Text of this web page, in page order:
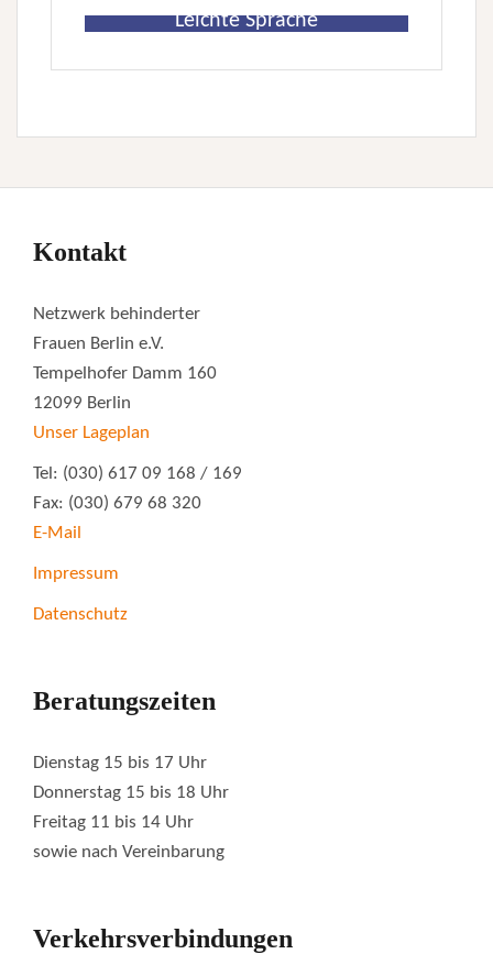
Leichte Sprache
Kontakt
Netzwerk behinderter
Frauen Berlin e.V.
Tempelhofer Damm 160
12099 Berlin
Unser Lageplan
Tel: (030) 617 09 168 / 169
Fax: (030) 679 68 320
E-Mail
Impressum
Datenschutz
Beratungszeiten
Dienstag 15 bis 17 Uhr
Donnerstag 15 bis 18 Uhr
Freitag 11 bis 14 Uhr
sowie nach Vereinbarung
Verkehrsverbindungen